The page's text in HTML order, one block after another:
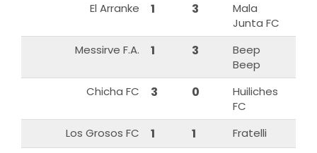
El Arranke
1 3
Mala
Junta FC
Messirve F.A.
1 3
Beep
Beep
Chicha FC
3 0
Huiliches
FC
Los Grosos FC
1 1
Fratelli